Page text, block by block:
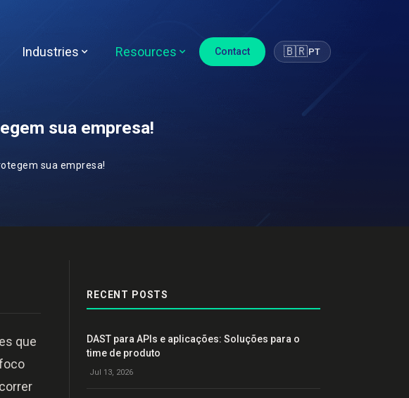
Industries Resources Contact 🇧🇷PT
sua empresa!
sua empresa!
que
RECENT POSTS
DAST para APIs e aplicações: Soluções para o
time de produto
Jul 13, 2026